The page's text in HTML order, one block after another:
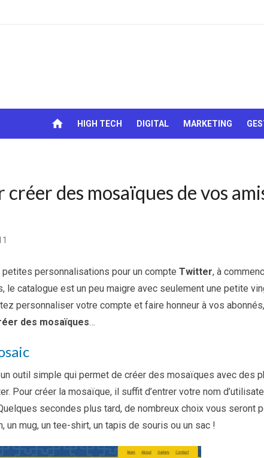
chocolats…
home HIGH TECH DIGITAL MARKETING
des mosaïques de vos
personnalisations pour un compte Twitter, à
le catalogue est un peu maigre avec seulement une petite
personnaliser votre compte et faire honneur à vos
des mosaïques…
outil simple qui permet de créer des mosaïques avec des
Pour créer la mosaïque, il suffit d’entrer votre nom
secondes plus tard, de nombreux choix vous seront
un mug, un tee-shirt, un tapis de souris ou un sac !